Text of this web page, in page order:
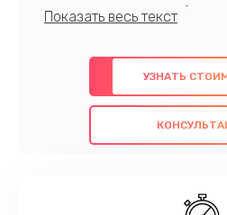
профессионалов с
предлагаем быстрый и
использованием
также гарантируем
проведенных работ. Наша
наилучшим образом. Не
УЗНАТЬ